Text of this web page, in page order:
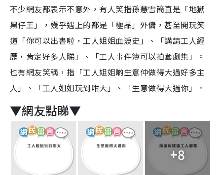
不少網友都表示不意外，有人笑指孫慧雪簡直是「地獄
黑仔王」，幾乎遇上的都是「極品」外傭，甚至開玩笑
道「你可以出書啦，工人姐姐血淚史」、「講請工人經
歷，肯定好多人睇」、「工人事件簿可以拍套劇集」。
也有網友笑稱，指「工人姐姐啲生意仲做得大過好多主
人」、「工人姐姐玩到咁大」、「生意做得大過你」。
▼網友點睇▼
+8